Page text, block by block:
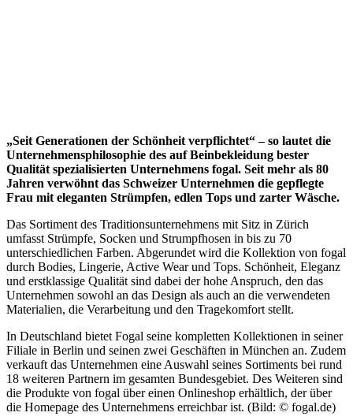
„Seit Generationen der Schönheit verpflichtet“ – so lautet die
Unternehmensphilosophie des auf Beinbekleidung bester
Qualität spezialisierten Unternehmens fogal. Seit mehr als 80
Jahren verwöhnt das Schweizer Unternehmen die gepflegte
Frau mit eleganten Strümpfen, edlen Tops und zarter Wäsche.
Das Sortiment des Traditionsunternehmens mit Sitz in Zürich
umfasst Strümpfe, Socken und Strumpfhosen in bis zu 70
unterschiedlichen Farben. Abgerundet wird die Kollektion von fogal
durch Bodies, Lingerie, Active Wear und Tops. Schönheit, Eleganz
und erstklassige Qualität sind dabei der hohe Anspruch, den das
Unternehmen sowohl an das Design als auch an die verwendeten
Materialien, die Verarbeitung und den Tragekomfort stellt.
In Deutschland bietet Fogal seine kompletten Kollektionen in seiner
Filiale in Berlin und seinen zwei Geschäften in München an. Zudem
verkauft das Unternehmen eine Auswahl seines Sortiments bei rund
18 weiteren Partnern im gesamten Bundesgebiet. Des Weiteren sind
die Produkte von fogal über einen Onlineshop erhältlich, der über
die Homepage des Unternehmens erreichbar ist. (Bild: © fogal.de)